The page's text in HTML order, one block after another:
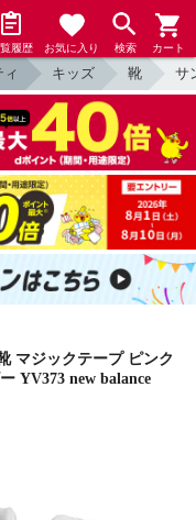
履歴 お気に入り 検索 カート
キッズ 靴 サ
マジックテープ ピンク
YV373 new balance